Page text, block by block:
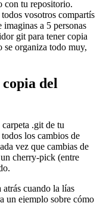
con tu repositorio.
vosotros compartís
a 5 personas
git para tener copia
se organiza todo muy,
del
.git de tu
los cambios de
vez que cambias de
cherry-pick (entre
cuando la lías
un ejemplo sobre cómo